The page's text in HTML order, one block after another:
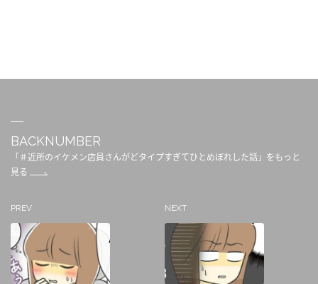
BACKNUMBER
「＃近所のイケメン店員さんがどタイプすぎてひとめぼれした話」をもっと
見る
PREV NEXT